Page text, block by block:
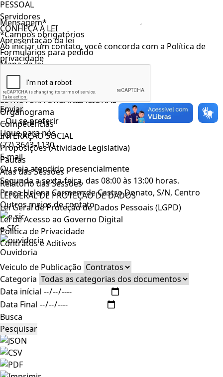
Mensagem*
*Campos obrigatórios
Ao iniciar um contato, você concorda com a Política de
privacidade
...Ou se preferir
Ligue para nós
(77) 3643-1130
E-mail
Ou seja atendido presencialmente
Segunda a sexta-feira, das 08:00 às 13:00 horas.
Praça Helena Carmem de Castro Donato, S/N, Centro
Outros meios de contato
e-SIC
Ouvidoria
PESSOAL
Servidores
CONHEÇA A LEI
Apresentação da lei
Formulários para pedido
Mapa da lei
Cartilha
Decreto Municipal
ESTRUTURA ORGANIZACIONAL
Organograma
Competências
INTERAÇÃO SOCIAL
Proposições (Atividade Legislativa)
Pautas
Atas das Sessões
Relatório das Sessões
LEI GERAL DE PROTEÇÃO DE DADOS
Lei Geral de Proteção de Dados Pessoais (LGPD)
Lei de Acesso ao Governo Digital
Politica de Privacidade
Contratos e Aditivos
Veiculo de Publicação
Categoria
Data inícial
Data Final
Busca
Pesquisar